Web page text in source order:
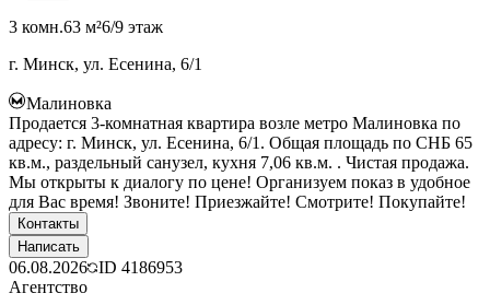
3 комн.63 м²6/9 этаж
г. Минск, ул. Есенина, 6/1
Малиновка
Продается 3-комнатная квартира возле метро Малиновка по
адресу: г. Минск, ул. Есенина, 6/1. Общая площадь по СНБ 65
кв.м., раздельный санузел, кухня 7,06 кв.м. . Чистая продажа.
Мы открыты к диалогу по цене! Организуем показ в удобное
для Вас время! Звоните! Приезжайте! Смотрите! Покупайте!
Контакты
Написать
06.08.2026 ID 4186953
Агентство